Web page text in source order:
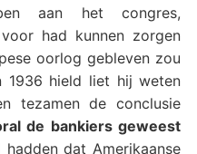
aan het congres,
had kunnen zorgen
oorlog gebleven zou
1936 hield liet hij weten
tezamen de conclusie
de bankiers geweest
dat Amerikaanse